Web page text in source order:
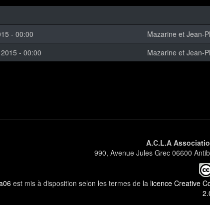
- 00:00
Mazarine et Jean-
- 00:00
Mazarine et Jean-
A.C.L.A
990, Avenue Jules Grec 06600
est mis à disposition selon les termes de la licence Creative